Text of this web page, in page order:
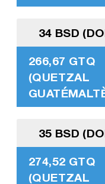
34 BSD
266,67 GTQ
(QUETZAL
35 BSD
274,52 GTQ
(QUETZAL